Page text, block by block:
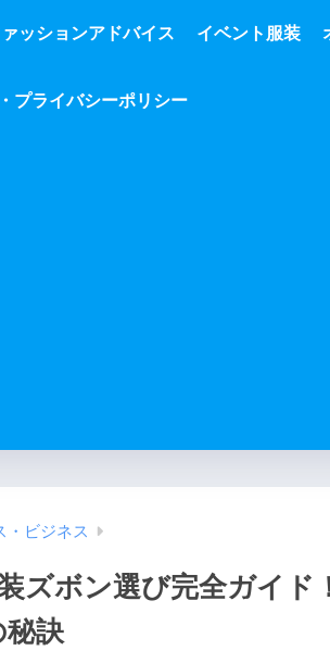
ッションアドバイス イベント服装
プライバシーポリシー
・ビジネス
ズボン選び完全ガイド
秘訣